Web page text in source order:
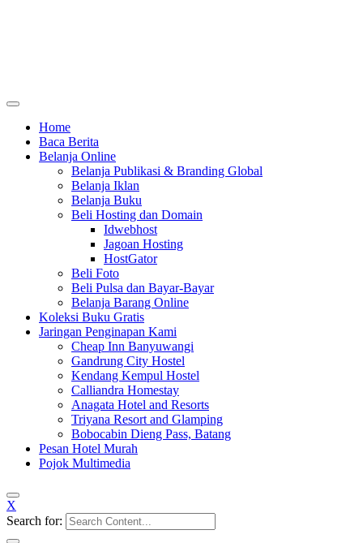
Home
Baca Berita
Belanja Online
Belanja Publikasi & Branding Global
Belanja Iklan
Belanja Buku
Beli Hosting dan Domain
Idwebhost
Jagoan Hosting
HostGator
Beli Foto
Beli Pulsa dan Bayar-Bayar
Belanja Barang Online
Koleksi Buku Gratis
Jaringan Penginapan Kami
Cheap Inn Banyuwangi
Gandrung City Hostel
Kendang Kempul Hostel
Calliandra Homestay
Anagata Hotel and Resorts
Triyana Resort and Glamping
Bobocabin Dieng Pass, Batang
Pesan Hotel Murah
Pojok Multimedia
X
Search for: